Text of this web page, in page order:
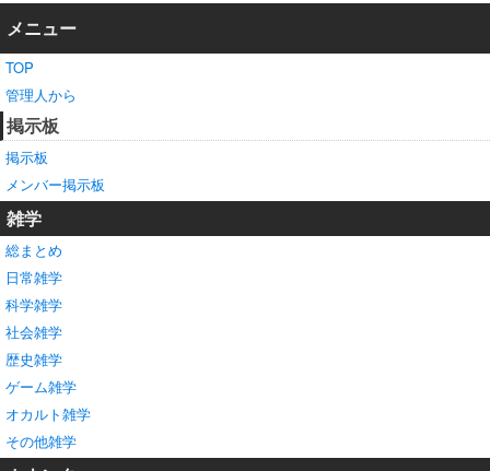
メニュー
TOP
管理人から
掲示板
掲示板
メンバー掲示板
雑学
総まとめ
日常雑学
科学雑学
社会雑学
歴史雑学
ゲーム雑学
オカルト雑学
その他雑学